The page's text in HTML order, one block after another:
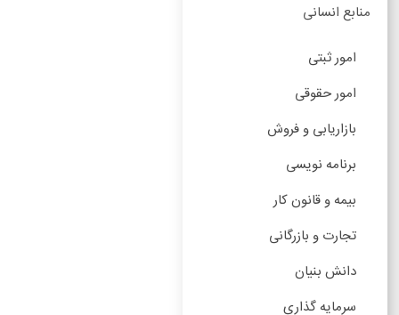
منابع انسانی
امور ثبتی
امور حقوقی
بازاریابی و فروش
برنامه نویسی
بیمه و قانون کار
تجارت و بازرگانی
دانش بنیان
سرمایه گذاری